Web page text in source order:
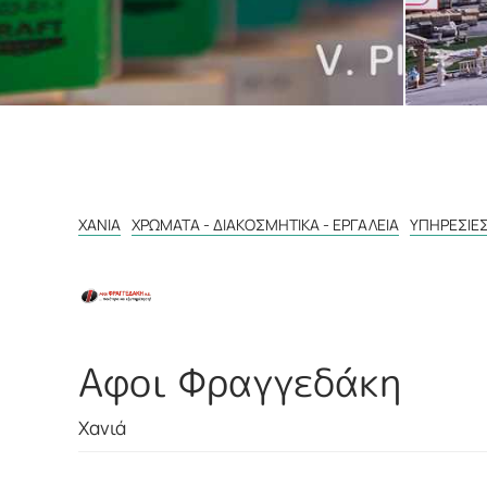
ΧΑΝΙΆ ΧΡΏΜΑΤΑ - ΔΙΑΚΟΣΜΗΤΙΚΆ - ΕΡΓΑΛΕΊΑ
Αφοι Φραγγεδάκη
Χανιά